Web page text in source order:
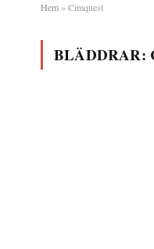
Hem » Cimquest
BLÄDDRAR: